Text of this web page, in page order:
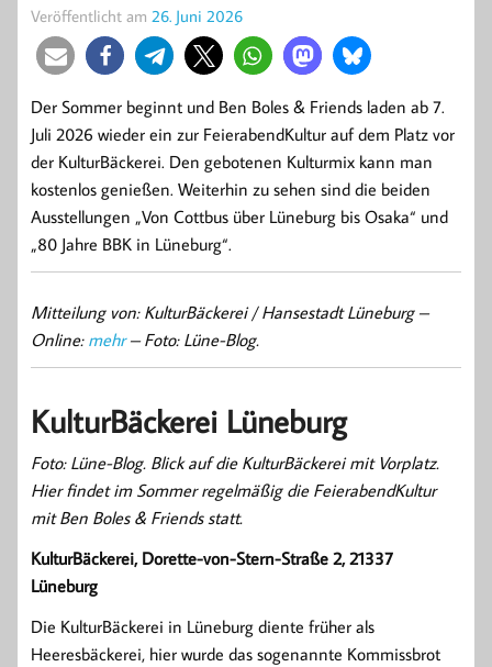
Veröffentlicht am 26. Juni 2026
Der Sommer beginnt und Ben Boles & Friends laden ab 7.
Juli 2026 wieder ein zur FeierabendKultur auf dem Platz vor
der KulturBäckerei. Den gebotenen Kulturmix kann man
kostenlos genießen. Weiterhin zu sehen sind die beiden
Ausstellungen „Von Cottbus über Lüneburg bis Osaka“ und
„80 Jahre BBK in Lüneburg“.
Mitteilung von: KulturBäckerei / Hansestadt Lüneburg –
Online: mehr– Foto: Lüne-Blog.
KulturBäckerei Lüneburg
Foto: Lüne-Blog. Blick auf die KulturBäckerei mit Vorplatz.
Hier findet im Sommer regelmäßig die FeierabendKultur
mit Ben Boles & Friends statt.
KulturBäckerei, Dorette-von-Stern-Straße 2, 21337
Lüneburg
Die KulturBäckerei in Lüneburg diente früher als
Heeresbäckerei, hier wurde das sogenannte Kommissbrot